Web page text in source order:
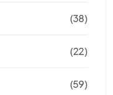
(38)
(22)
(59)